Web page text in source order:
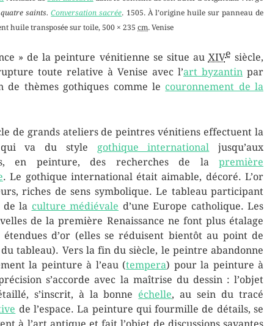
quatre saints.Conversation sacrée. 1505. À l’origine huile sur panneau de
huile transposée sur toile, 500 × 235 cm. Venise
» de la peinture vénitienne se situe au XIVe siècle,
toute relative à Venise avec l’art byzantin par
de thèmes gothiques comme le couronnement de la
de grands ateliers de peintres vénitiens effectuent la
qui va du style gothique international jusqu’aux
en peinture, des recherches de la première
. Le gothique international était aimable, décoré. L’or
riches de sens symbolique. Le tableau participant
de la culture médiévale d’une Europe catholique. Les
de la première Renaissance ne font plus étalage
étendues d’or (elles se réduisent bientôt au point de
tableau). Vers la fin du siècle, le peintre abandonne
la peinture à l’eau (tempera) pour la peinture à
s’accorde avec la maîtrise du dessin : l’objet
s’inscrit, à la bonne échelle, au sein du tracé
de l’espace. La peinture qui fourmille de détails, se